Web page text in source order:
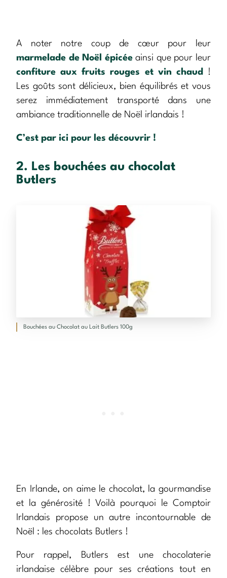
A noter notre coup de cœur pour leur
marmelade de Noël épicéeainsi que pour leur
confiture aux fruits rouges et vin chaud
!
Les goûts sont délicieux, bien équilibrés et vous
serez immédiatement transporté dans une
ambiance traditionnelle de Noël irlandais !
C’est par ici pour les découvrir !
2. Les bouchées au chocolat
Butlers
Bouchées au Chocolat au Lait Butlers 100g
En Irlande, on aime le chocolat, la gourmandise
et la générosité ! Voilà pourquoi le Comptoir
Irlandais propose un autre incontournable de
Noël : les chocolats Butlers !
Pour rappel, Butlers est une chocolaterie
irlandaise célèbre pour ses créations tout en